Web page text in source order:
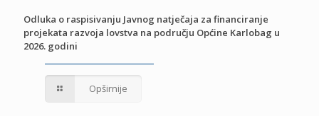
Odluka o raspisivanju Javnog natječaja za financiranje
projekata razvoja lovstva na području Općine Karlobag u
2026. godini
Opširnije